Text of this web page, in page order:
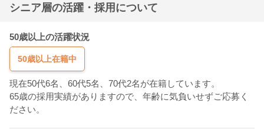
シニア層の活躍・採用について
50歳以上の活躍状況
50歳以上在籍中
現在50代6名、60代5名、70代2名が在籍しています。
65歳の採用実績がありますので、年齢に気負いせずご応募く
ださい。